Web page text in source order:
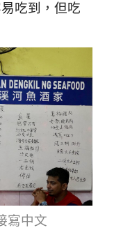
吃到，但吃
寫中文